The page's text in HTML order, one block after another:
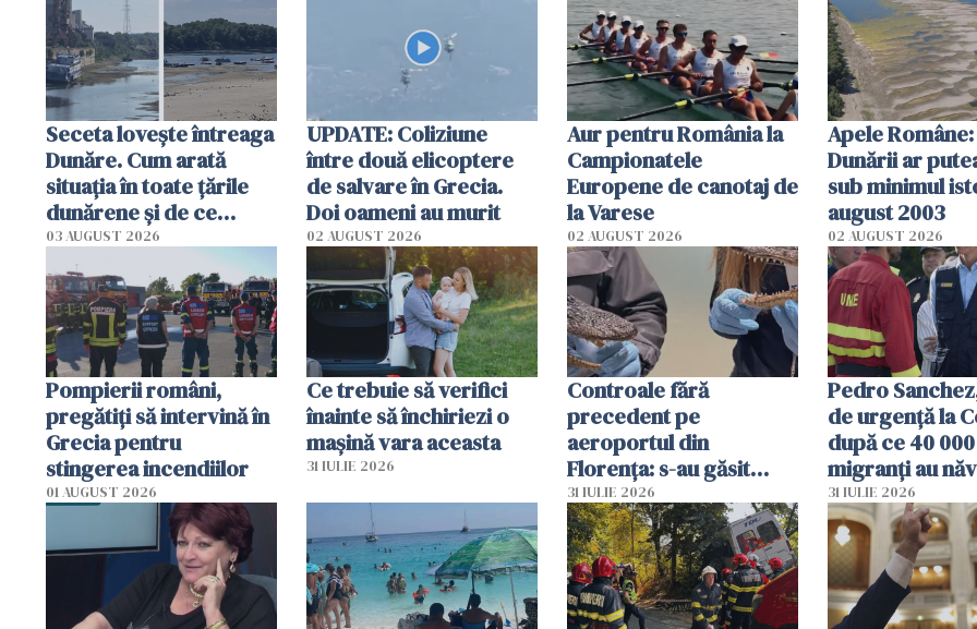
Seceta lovește întreaga
Dunăre. Cum arată
situația în toate țările
dunărene și de ce
România resimte
efectele, deși a plouat
în iulie
03 AUGUST 2026
UPDATE: Coliziune
între două elicoptere
de salvare în Grecia.
Doi oameni au murit
02 AUGUST 2026
Aur pentru România la
Campionatele
Europene de canotaj de
la Varese
02 AUGUST 2026
Apele
Dunării ar
sub minimul
august 2003
02 AUGUST 2026
Pompierii români,
pregătiţi să intervină în
Grecia pentru
stingerea incendiilor
01 AUGUST 2026
Ce trebuie să verifici
înainte să închiriezi o
mașină vara aceasta
31 IULIE 2026
Controale fără
precedent pe
aeroportul din
Florența: s-au găsit
capete de aligator și o
sumă imensă de bani
31 IULIE 2026
Pedro
de urgență la
după ce 40
migranți au
teritoriul
mobiliza toate
resursele"
31 IULIE 2026